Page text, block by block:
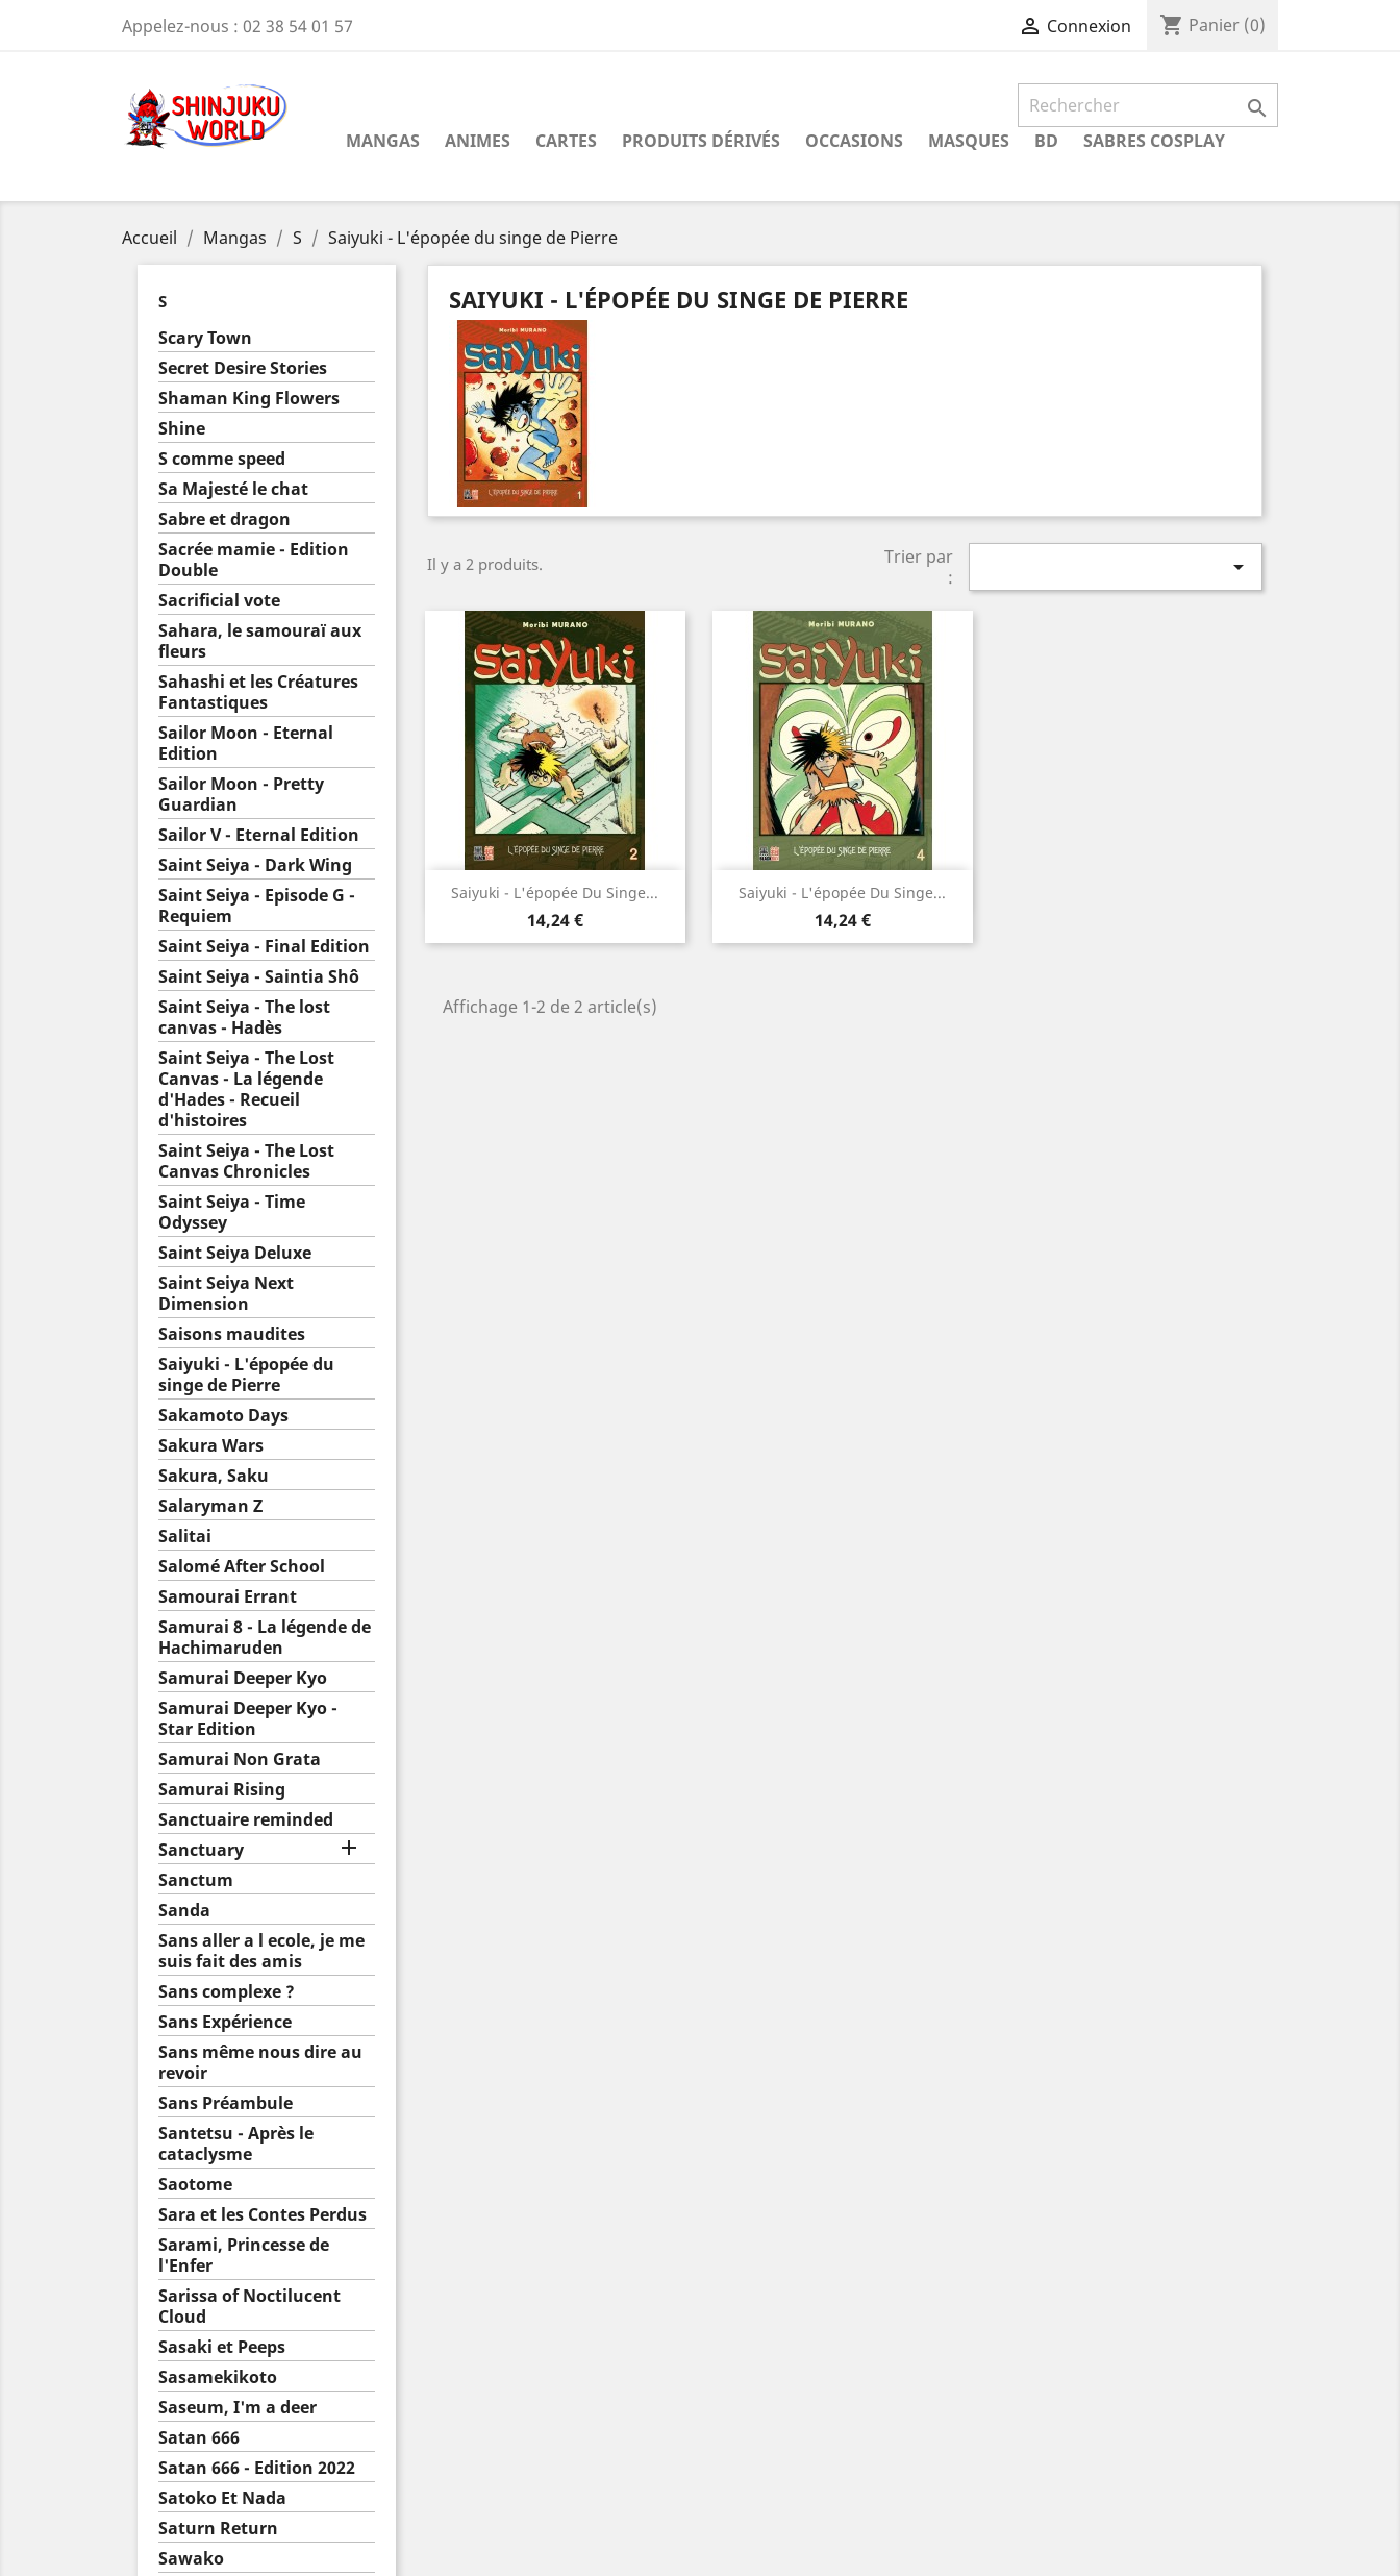
Appelez-nous : 02 38 54 01 57  Connexion shopping_cart Panier (0)

MANGAS ANIMES CARTES PRODUITS DÉRIVÉS OCCASIONS MASQUES BD SABRES COSPLAY
Accueil Mangas S Saiyuki - L'épopée du singe de Pierre
S
Scary Town
Secret Desire Stories
Shaman King Flowers
Shine
S comme speed
Sa Majesté le chat
Sabre et dragon
Sacrée mamie - Edition
Double
Sacrificial vote
Sahara, le samouraï aux
fleurs
Sahashi et les Créatures
Fantastiques
Sailor Moon - Eternal
Edition
Sailor Moon - Pretty
Guardian
Sailor V - Eternal Edition
Saint Seiya - Dark Wing
Saint Seiya - Episode G -
Requiem
Saint Seiya - Final Edition
Saint Seiya - Saintia Shô
Saint Seiya - The lost
canvas - Hadès
Saint Seiya - The Lost
Canvas - La légende
d'Hades - Recueil
d'histoires
Saint Seiya - The Lost
Canvas Chronicles
Saint Seiya - Time
Odyssey
Saint Seiya Deluxe
Saint Seiya Next
Dimension
Saisons maudites
Saiyuki - L'épopée du
singe de Pierre
Sakamoto Days
Sakura Wars
Sakura, Saku
Salaryman Z
Salitai
Salomé After School
Samourai Errant
Samurai 8 - La légende de
Hachimaruden
Samurai Deeper Kyo
Samurai Deeper Kyo -
Star Edition
Samurai Non Grata
Samurai Rising
Sanctuaire reminded
Sanctuary

Sanctum
Sanda
Sans aller a l ecole, je me
suis fait des amis
Sans complexe ?
Sans Expérience
Sans même nous dire au
revoir
Sans Préambule
Santetsu - Après le
cataclysme
Saotome
Sara et les Contes Perdus
Sarami, Princesse de
l'Enfer
Sarissa of Noctilucent
Cloud
Sasaki et Peeps
Sasamekikoto
Saseum, I'm a deer
Satan 666
Satan 666 - Edition 2022
Satoko Et Nada
Saturn Return
Sawako
SAIYUKI - L'ÉPOPÉE DU SINGE DE PIERRE
Il y a 2 produits.
Trier par
:

Saiyuki - L'épopée Du Singe...
Prix
14,24 €
 Aperçu rapide Saiyuki - L'épopée Du Singe...
Prix
14,24 €
 Aperçu rapide
Affichage 1-2 de 2 article(s)